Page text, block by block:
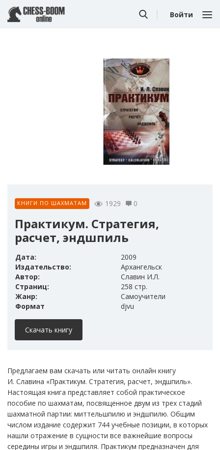
Войти
КНИГИ ПО ШАХМАТАМ 1929 0
Практикум. Стратегия,
расчет, эндшпиль
Дата:
2009
Издательство:
Архангельск
Автор:
Славин И.Л.
Страниц:
258 стр.
Жанр:
Самоучители
Формат
djvu
Скачать книгу
Предлагаем вам скачать или читать онлайн книгу
И. Славина «Практикум. Стратегия, расчет, эндшпиль».
Настоящая книга представляет собой практическое
пособие по шахматам, посвященное двум из трех стадий
шахматной партии: миттельшпилю и эндшпилю. Общим
числом издание содержит 744 учебные позиции, в которых
нашли отражение в сущности все важнейшие вопросы
середины игры и эндшпиля. Практикум предназначен для